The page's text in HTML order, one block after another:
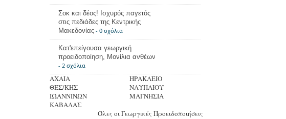
Σοκ και δέος! Ισχυρός παγετός
στις πεδιάδες της Κεντρικής
Μακεδονίας - 0 σχόλια
Κατ'επείγουσα γεωργική
προειδοποίηση, Μονίλια ανθέων
- 2 σχόλια
ΑΧΑΙΑ
ΗΡΑΚΛΕΙΟ
ΘΕΣ/ΚΗΣ
ΝΑΥΠΛΙΟΥ
ΙΩΑΝΝΙΝΩΝ
ΜΑΓΝΗΣΙΑ
ΚΑΒΑΛΑΣ
Όλες οι Γεωργικές Προειδοποιήσεις